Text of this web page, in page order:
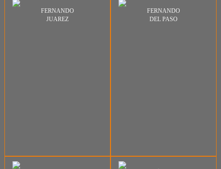
FERNANDO
JUAREZ
FERNANDO
DEL PASO